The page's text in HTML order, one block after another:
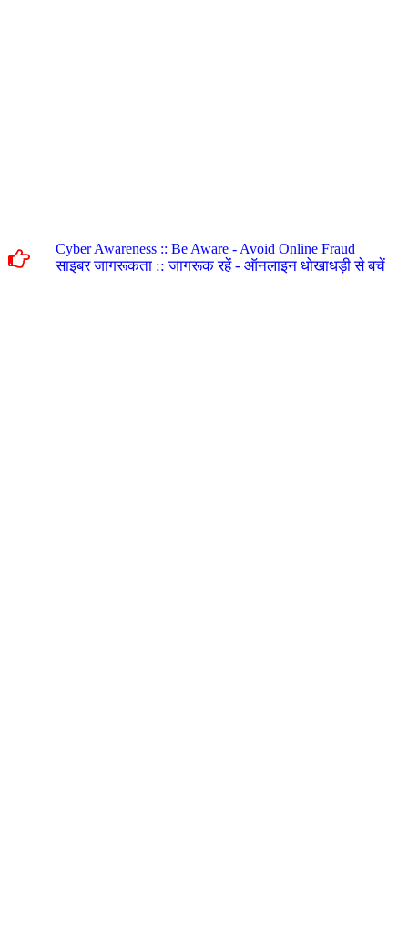
Cyber Awareness :: Be Aware - Avoid Online Fraud
साइबर जागरूकता :: जागरूक रहें - ऑनलाइन धोखाधड़ी से बचें